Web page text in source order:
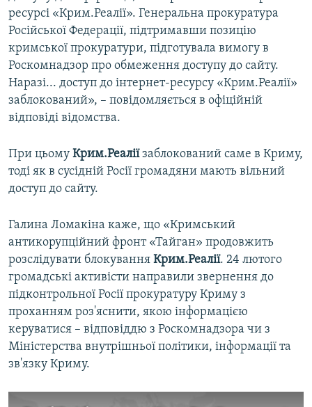
ресурсі «Крим.Реалії». Генеральна прокуратура
Російської Федерації, підтримавши позицію
кримської прокуратури, підготувала вимогу в
Роскомнадзор про обмеження доступу до сайту.
Наразі... доступ до інтернет-ресурсу «Крим.Реалії»
заблокований», – повідомляється в офіційній
відповіді відомства.
При цьому Крим.Реаліїзаблокований саме в Криму,
тоді як в сусідній Росії громадяни мають вільний
доступ до сайту.
Галина Ломакіна каже, що «Кримський
антикорупційний фронт «Тайган» продовжить
розслідувати блокування Крим.Реалії. 24 лютого
громадські активісти направили звернення до
підконтрольної Росії прокуратуру Криму з
проханням роз'яснити, якою інформацією
керуватися – відповіддю з Роскомнадзора чи з
Міністерства внутрішньої політики, інформації та
зв'язку Криму.